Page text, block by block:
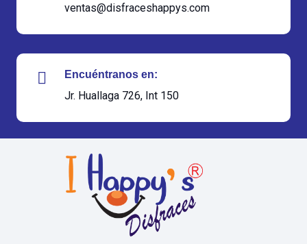
ventas@disfraceshappys.com
Encuéntranos en:
Jr. Huallaga 726, Int 150